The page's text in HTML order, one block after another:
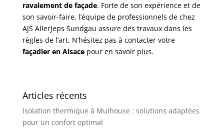
ravalement de façade. Forte de son expérience et de
son savoir-faire, l’équipe de professionnels de chez
AJS AllerJeps Sundgau assure des travaux dans les
règles de l’art. N’hésitez pas à contacter votre
façadier en Alsacepour en savoir plus.
Articles récents
Isolation thermique à Mulhouse : solutions adaptées
pour un confort optimal